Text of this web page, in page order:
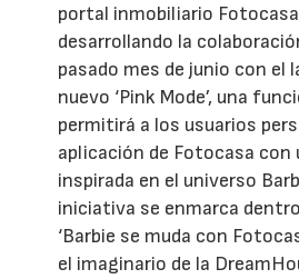
portal inmobiliario
desarrollando la
pasado mes de junio con el
nuevo ‘Pink Mode’, una
permitirá a los usuarios
aplicación de Fotocasa
inspirada en el universo
iniciativa se enmarca
‘Barbie se muda con
el imaginario de la